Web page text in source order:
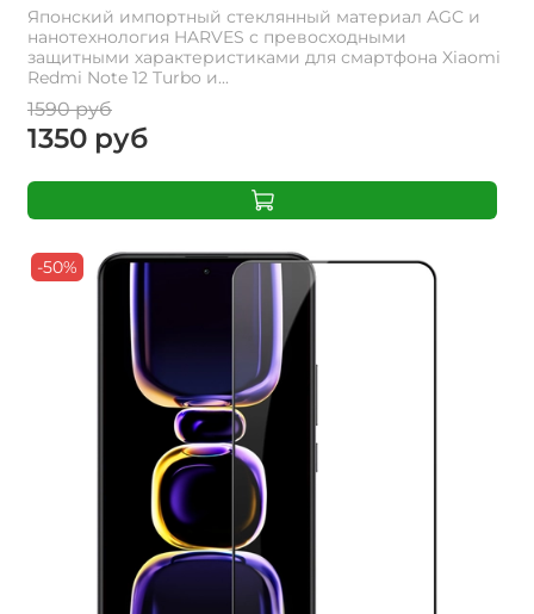
Японский импортный стеклянный материал AGC и
нанотехнология HARVES с превосходными
защитными характеристиками для смартфона Xiaomi
Redmi Note 12 Turbo и...
1590 руб
1350 руб
-50%